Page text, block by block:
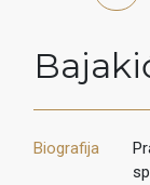
Biografija